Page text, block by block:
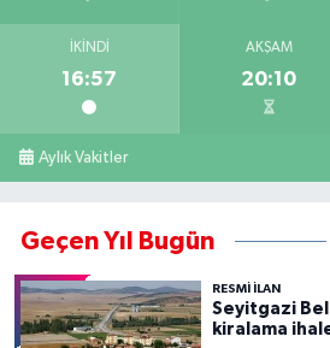
İKINDI
16:57
AKŞAM
20:10
Aylık Vakitler
Geçen Yıl Bugün
RESMİ İLAN
Seyitgazi
kiralama